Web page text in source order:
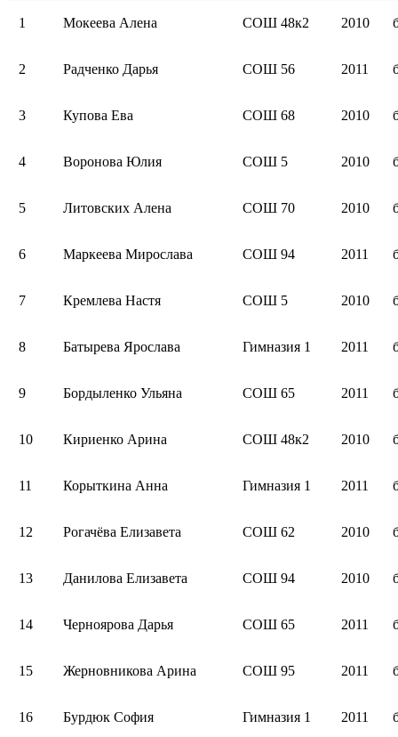
1 Мокеева Алена СОШ 48к2 2010
2 Радченко Дарья СОШ 56 2011
3 Купова Ева СОШ 68 2010
4 Воронова Юлия СОШ 5 2010
5 Литовских Алена СОШ 70 2010
6 Маркеева Мирослава СОШ 94 2011
7 Кремлева Настя СОШ 5 2010
8 Батырева Ярослава Гимназия 1 2011
9 Бордыленко Ульяна СОШ 65 2011
10 Кириенко Арина СОШ 48к2 2010
11 Корыткина Анна Гимназия 1 2011
12 Рогачёва Елизавета СОШ 62 2010
13 Данилова Елизавета СОШ 94 2010
14 Черноярова Дарья СОШ 65 2011
15 Жерновникова Арина СОШ 95 2011
16 Бурдюк София Гимназия 1 2011